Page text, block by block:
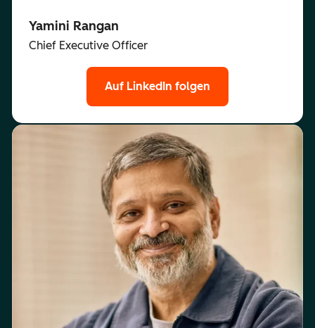
Yamini Rangan
Chief Executive Officer
Auf LinkedIn folgen